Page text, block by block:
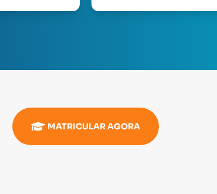
MATRICULAR AGORA